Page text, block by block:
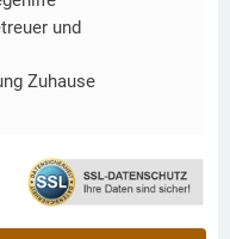
und
Zuhause